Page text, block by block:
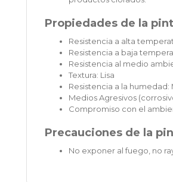
Propiedades de la
Resistencia a alta
Resistencia a baja
Resistencia al medio
Textura: Lisa
Resistencia a la humedad:
Medios Agresivos
Compromiso con el
Precauciones de la
No exponer al fuego, no